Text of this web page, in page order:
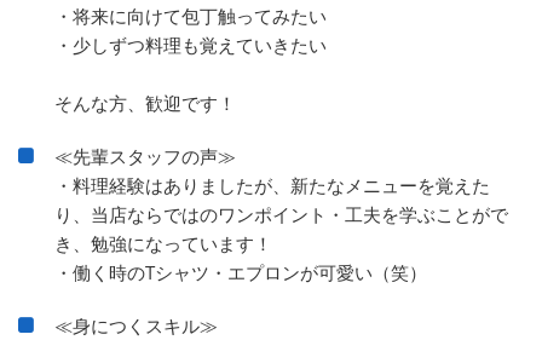
・将来に向けて包丁触ってみたい
・少しずつ料理も覚えていきたい
そんな方、歓迎です！
≪先輩スタッフの声≫
・料理経験はありましたが、新たなメニューを覚えた
り、当店ならではのワンポイント・工夫を学ぶことがで
き、勉強になっています！
・働く時のTシャツ・エプロンが可愛い（笑）
≪身につくスキル≫